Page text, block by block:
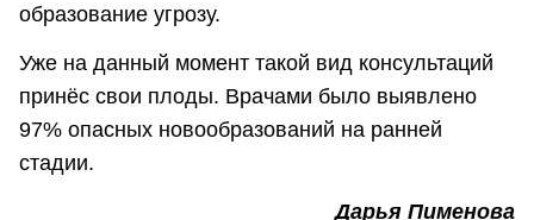
образование угрозу.
Уже на данный момент такой вид консультаций
принёс свои плоды. Врачами было выявлено
97% опасных новообразований на ранней
стадии.
Дарья Пименова